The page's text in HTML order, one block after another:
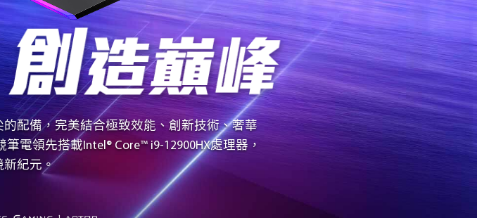
配備，完美結合極致效能、創新技術、奢華
電領先搭載Intel® Core™ i9-12900HX處理器，
新紀元。